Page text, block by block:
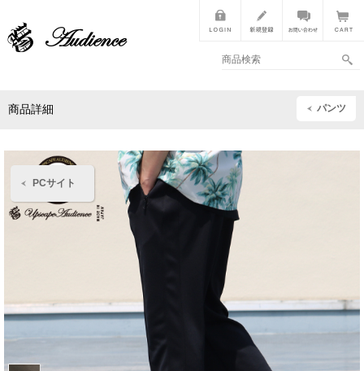
PCサイト
商品詳細 パンツ